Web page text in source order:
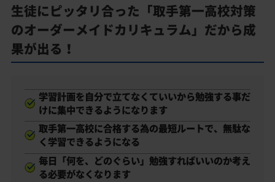
生徒にピッタリ合った「取手第一高校対策
のオーダーメイドカリキュラム」だから成
果が出る！
学習計画を自分で立てなくていいから勉強する事だ
けに集中できるようになります
取手第一高校に合格する為の最短ルートで、無駄な
く学習できるようになる
毎日「何を、どのぐらい」勉強すればいいのか考え
る必要がなくなります